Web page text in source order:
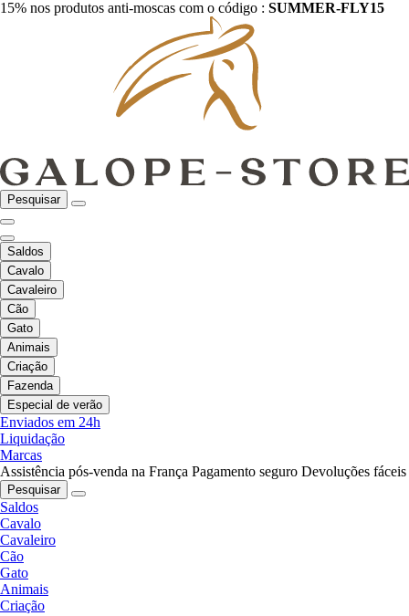
15% nos produtos anti-moscas com o código : SUMMER-FLY15
Pesquisar
Saldos
Cavalo
Cavaleiro
Cão
Gato
Animais
Criação
Fazenda
Especial de verão
Enviados em 24h
Liquidação
Marcas
Assistência pós-venda na França Pagamento seguro Devoluções fáceis
Pesquisar
Saldos
Cavalo
Cavaleiro
Cão
Gato
Animais
Criação